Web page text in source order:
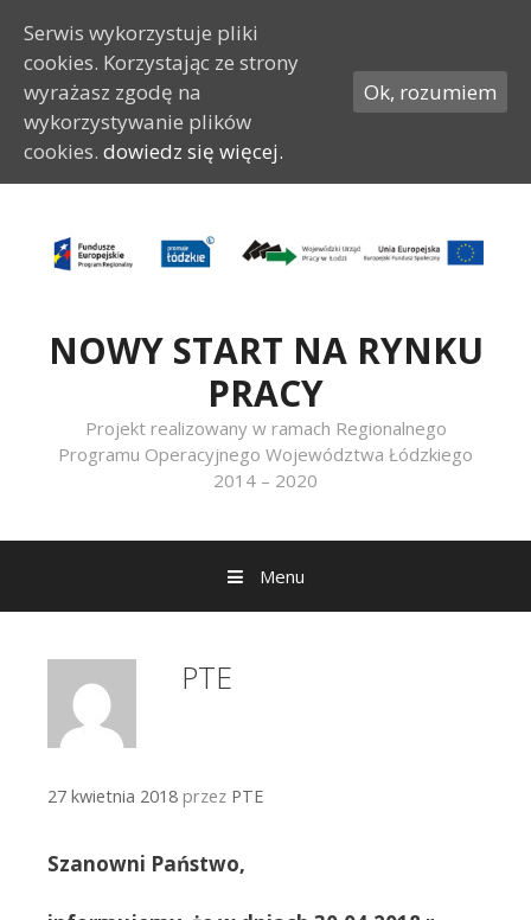
NOWY START NA RYNKU
PRACY
Projekt realizowany w ramach Regionalnego
Programu Operacyjnego Województwa Łódzkiego
2014 – 2020
Menu
PTE
27 kwietnia 2018 przez PTE
Szanowni Państwo,
Serwis wykorzystuje pliki
cookies. Korzystając ze strony
wyrażasz zgodę na
wykorzystywanie plików
cookies. dowiedz się więcej.
Ok, rozumiem